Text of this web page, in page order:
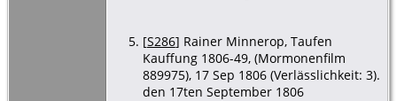
[S286] Rainer Minnerop, Taufen
Kauffung 1806-49, (Mormonenfilm
889975), 17 Sep 1806 (Verlässlichkeit: 3).
den 17ten September 1806